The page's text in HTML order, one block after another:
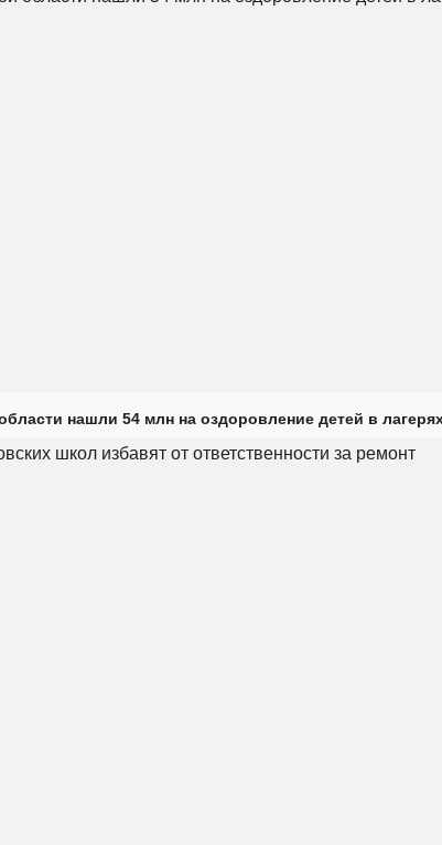
нашли 54 млн на оздоровление детей в